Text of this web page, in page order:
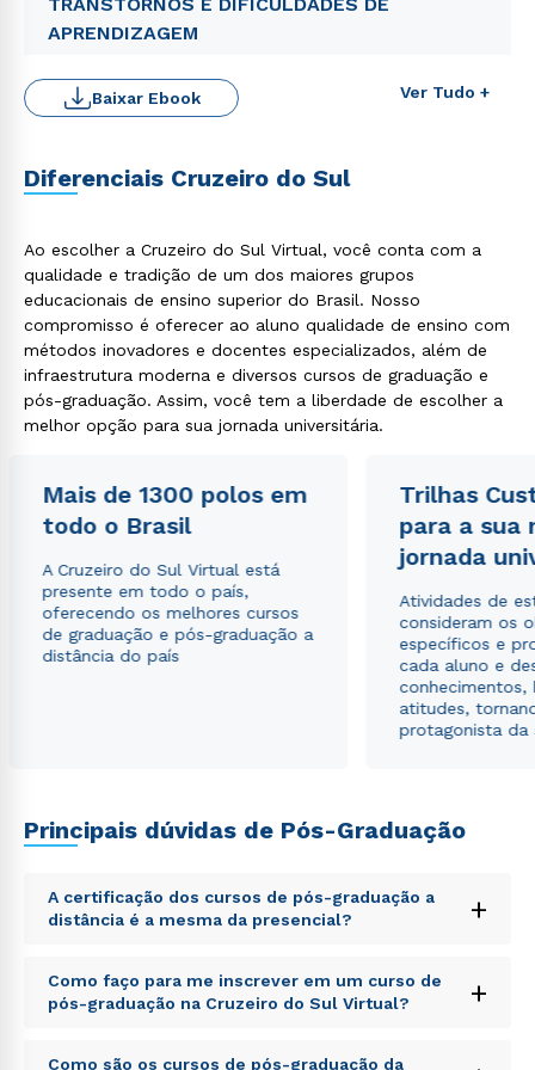
APRENDIZAGEM
Ver Tudo +
Baixar Ebook
Diferenciais Cruzeiro do Sul
Ao escolher a Cruzeiro do Sul Virtual, você conta com a
qualidade e tradição de um dos maiores grupos
educacionais de ensino superior do Brasil. Nosso
compromisso é oferecer ao aluno qualidade de ensino com
métodos inovadores e docentes especializados, além de
infraestrutura moderna e diversos cursos de graduação e
pós-graduação. Assim, você tem a liberdade de escolher a
melhor opção para sua jornada universitária.
Mais de 1300 polos em
todo o Brasil
A Cruzeiro do Sul Virtual está
presente em todo o país,
oferecendo os melhores cursos
de graduação e pós-graduação a
distância do país
Trilhas
para a sua
jornada
Atividades de
consideram os
específicos e
cada aluno e
conhecimentos,
atitudes,
protagonista da
Principais dúvidas de Pós-Graduação
A certificação dos cursos de pós-graduação a
distância é a mesma da presencial?
+
Sed ut perspiciatis unde omnis iste natus error sit
voluptatem accusantium doloremque laudantium,
totam rem aperiam, eaque ipsa quae ab illo inventore
explicabo. Nemo enim ipsam voluptatem quia
Como faço para me inscrever em um curso de
pós-graduação na Cruzeiro do Sul Virtual?
+
Sed ut perspiciatis unde omnis iste natus error sit
Como são os cursos de pós-graduação da
Rápido e fácil
WhatsApp
ou
Política de Privacidade.e
autorizo que meus dados sejam utilizados para o
envio de conteúdos da Cruzeiro do Sul.